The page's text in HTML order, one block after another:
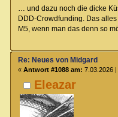
… und dazu noch die dicke
DDD-Crowdfunding. Das
M5, wenn man das denn so
Eleazar
Re: Neues von Midgard
« Antwort #1088 am: 7.03.2026